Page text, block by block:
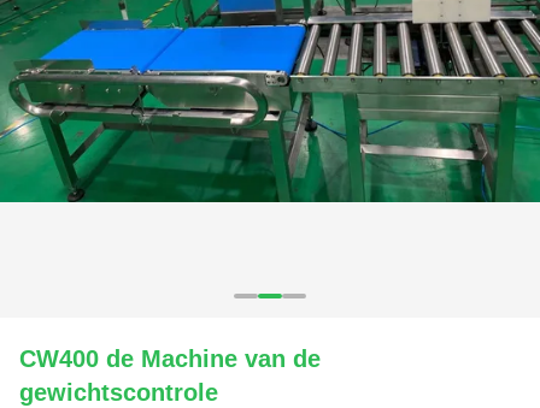
CW400 de Machine van de
gewichtscontrole